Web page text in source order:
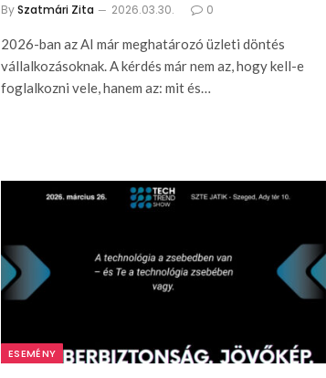
BySzatmári Zita 2026.03.30. 0
2026-ban az AI már meghatározó üzleti döntés
vállalkozásoknak. A kérdés már nem az, hogy kell-e
foglalkozni vele, hanem az: mit és…
ESEMÉNY